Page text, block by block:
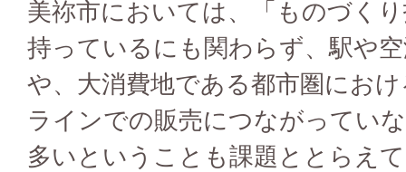
美祢市においては、「ものづく
持っているにも関わらず、駅や
や、大消費地である都市圏にお
ラインでの販売につながってい
多いということも課題ととらえ